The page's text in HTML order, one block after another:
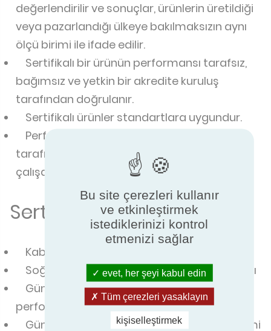
değerlendirilir ve sonuçlar, ürünlerin üretildiği
veya pazarlandığı ülkeye bakılmaksızın aynı
ölçü birimi ile ifade edilir.
Sertifikalı bir ürünün performansı tarafsız,
bağımsız ve yetkin bir akredite kuruluş
tarafından doğrulanır.
Sertifikalı ürünler standartlara uygundur.
Performansı onaylanan bir ürün, üretici
tarafından belirtilen özelliklere göre
çalışacaktır.
Sertifikalı özellikler
Kabinin kesit boyutları
Soğutulmuş ürünler için toplam teşhir alanı
Gündüz ve gece döngüsünde termal
performans (sıcaklık sınıfı)
Gündüz ve gece döngüsünde enerji tüketimi
Bu site çerezleri kullanır
ve etkinleştirmek
istediklerinizi kontrol
etmenizi sağlar
evet, her şeyi kabul edin
Tüm çerezleri yasaklayın
kişiselleştirmek